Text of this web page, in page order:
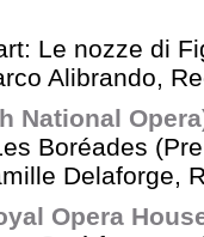
Le nozze di
Alibrando,
National
Boréades
Delaforge,
Opera